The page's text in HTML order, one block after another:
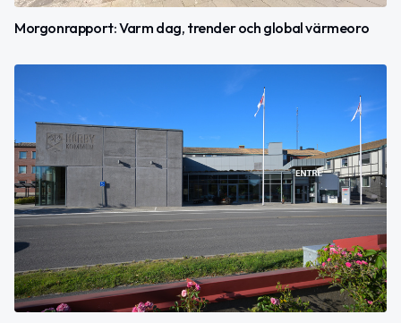
Morgonrapport: Varm dag, trender och global värmeoro